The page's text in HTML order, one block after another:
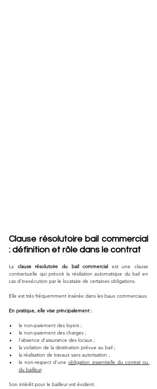
Clause résolutoire bail commercial
: définition et rôle dans le contrat
La clause résolutoire du bail commercial est une clause
contractuelle qui prévoit la résiliation automatique du bail en
cas d’inexécution par le locataire de certaines obligations.
Elle est très fréquemment insérée dans les baux commerciaux.
En pratique, elle vise principalement :
le non-paiement des loyers ;
le non-paiement des charges ;
l’absence d’assurance des locaux ;
la violation de la destination prévue au bail ;
la réalisation de travaux sans autorisation ;
le non-respect d’une obligation essentielle du contrat ou
du bailleur.
Son intérêt pour le bailleur est évident.